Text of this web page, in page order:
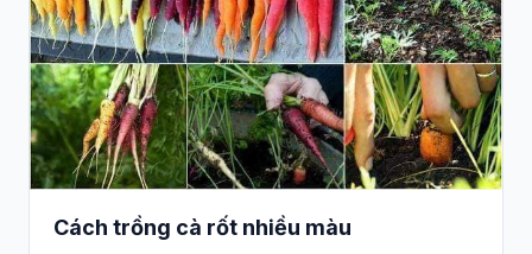
Cách trồng cà rốt nhiều màu